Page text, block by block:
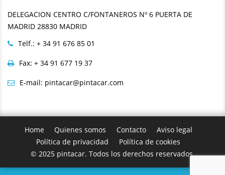
DELEGACION CENTRO C/FONTANEROS Nº 6 PUERTA DE
MADRID 28830 MADRID
Telf.: + 34 91 676 85 01
Fax: + 34 91 677 19 37
E-mail: pintacar@pintacar.com
Home Quienes somos Contacto
Aviso legal
Política de privacidad
Política de cookies
© 2025 pintacar. Todos los derechos reservados.